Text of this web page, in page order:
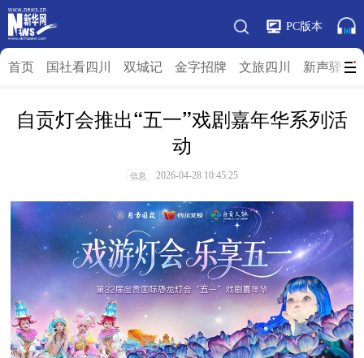
PC版本
首页 国社看四川 双城记 金字招牌 文旅四川 新声驿站
自贡灯会推出“五一”戏剧嘉年华系列活
动
信息 2026-04-28 10:45:25